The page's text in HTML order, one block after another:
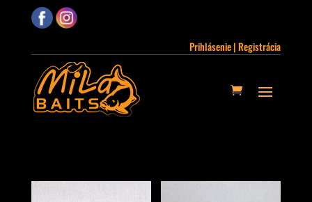
Prihlásenie | Registrácia